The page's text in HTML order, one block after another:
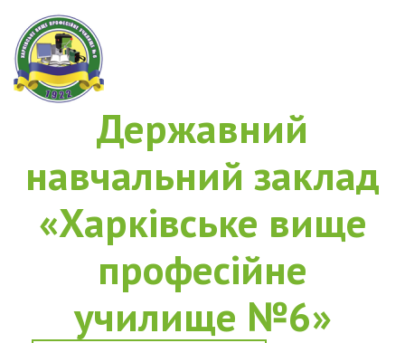
Державний
навчальний заклад
«Харківське вище
професійне
училище №6»